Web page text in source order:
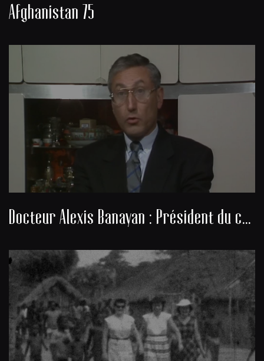
Afghanistan 75
Docteur Alexis Banayan : Président du consistoire de la communauté juive de Bordeaux